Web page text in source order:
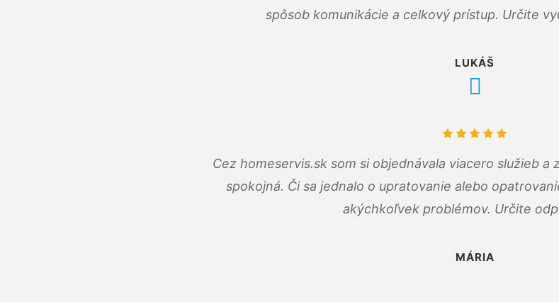
spôsob komunikácie a celkový prístup. Určite
LUKÁŠ
Cez homeservis.sk som si objednávala viacero služieb a
spokojná. Či sa jednalo o upratovanie alebo
akýchkoľvek problémov. Určite
MÁRIA